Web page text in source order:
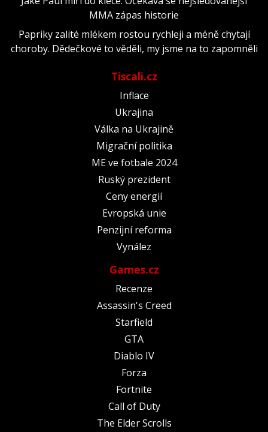
MMA zápas historie
Papriky zalité mlékem rostou rychleji a méně chytají
choroby. Dědečkové to věděli, my jsme na to zapomněli
Tiscali.cz
Inflace
Ukrajina
Válka na Ukrajině
Migrační politika
ME ve fotbale 2024
Ruský prezident
Ceny energií
Evropská unie
Penzijní reforma
Vynález
Games.cz
Recenze
Assassin's Creed
Starfield
GTA
Diablo IV
Forza
Fortnite
Call of Duty
The Elder Scrolls